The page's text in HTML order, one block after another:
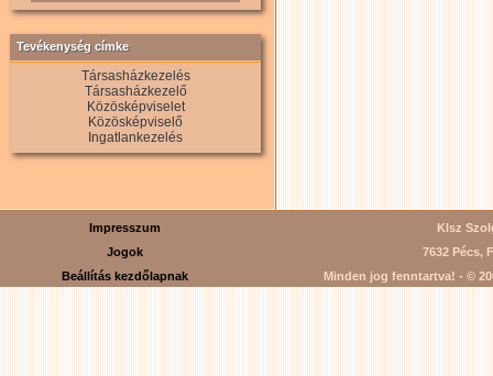
Tevékenység címke
Társasházkezelés
Társasházkezelő
Közösképviselet
Közösképviselő
Ingatlankezelés
Impresszum
Klsz
Jogok
7632 Pécs,
Beállítás kezdőlapnak
Minden jog fenntartva! - ©